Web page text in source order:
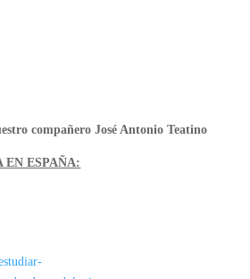
compañero José Antonio Teatino
EN ESPAÑA: